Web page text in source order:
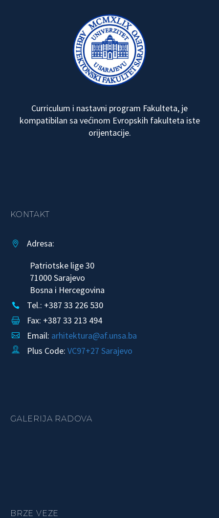
Curriculum i nastavni program Fakulteta, je
kompatibilan sa većinom Evropskih fakulteta iste
orijentacije.
KONTAKT


Adresa:
Patriotske lige 30
71000 Sarajevo
Bosna i Hercegovina

 Tel.: +387 33 226 530

 Fax: +387 33 213 494

 Email: arhitektura@af.unsa.ba

 Plus Code: VC97+27 Sarajevo
GALERIJA RADOVA
BRZE VEZE